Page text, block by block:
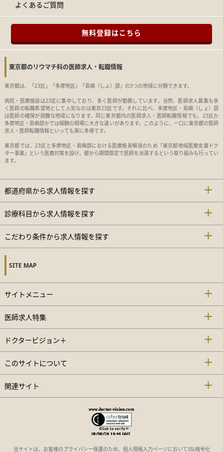
よくあるご質問
無料登録はこちら
東京都のリウマチ科の医師求人・転職情報
東京都は、「23区」「多摩地区」「島嶼（しょ）部」の3つの地域に分類できます。
病院・医療施設は23区に集中しており、多く医師が勤務しています。当然、医師求人募集も多
く医師の転職希望地として人気なのは東京23区です。それに比べ、多摩地区・島嶼（しょ）部
は医師の確保が困難な地域になります。同じ東京都内の医師求人・医師転職情報でも、23区か
多摩地区・島嶼部かでは報酬の相場に大きな違いがあります。このように、一口に東京都の医師
求人・医師転職情報といっても実に多様です。
東京都では、23区と多摩地区・島嶼部における医療格差解消のため「東京都地域医療支援ドク
ター事業」という医療対策を設け、都から期間限定で医師を派遣するという取り組みも行ってい
ます。
都道府県から求人情報を探す
診療科目から求人情報を探す
こだわり条件から求人情報を探す
SITE MAP
サイトメニュー
医師求人特集
ドクタービジョン＋
このサイトについて
関連サイト
当サイトは、お客様のプライバシー保護のため、個人情報入力ページにおいてSSL暗号化